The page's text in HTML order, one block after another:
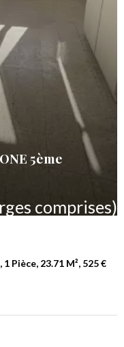
5ème
comprises)
Pièce, 23.71 M², 525 €